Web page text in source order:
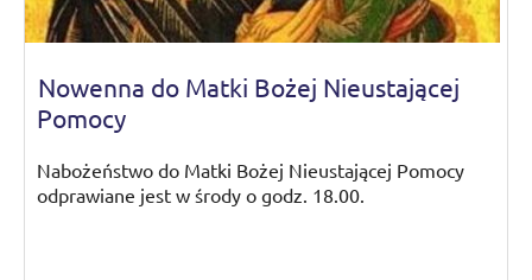
Nowenna do Matki Bożej Nieustającej
Pomocy
Nabożeństwo do Matki Bożej Nieustającej Pomocy
odprawiane jest w środy o godz. 18.00.